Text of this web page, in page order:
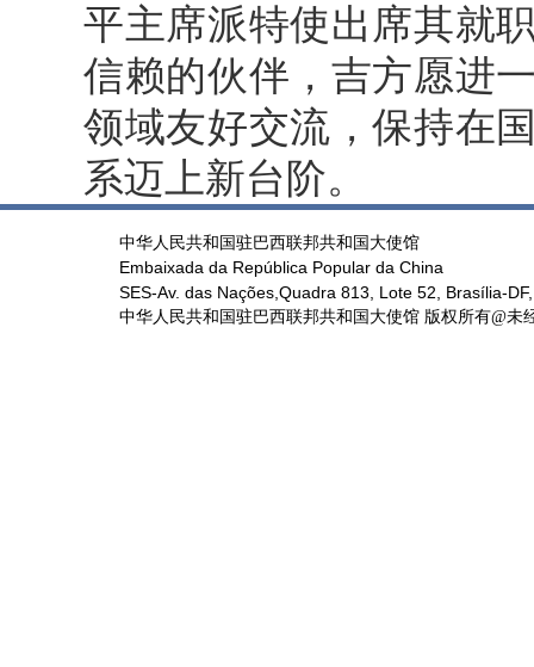
平主席派特使出席其就
信赖的伙伴，吉方愿进
领域友好交流，保持在
系迈上新台阶。
中华人民共和国驻巴西联邦共和国大使馆
Embaixada da República Popular da China
SES-Av. das Nações,Quadra 813, Lote 52, Brasília-
中华人民共和国驻巴西联邦共和国大使馆 版权所有@未